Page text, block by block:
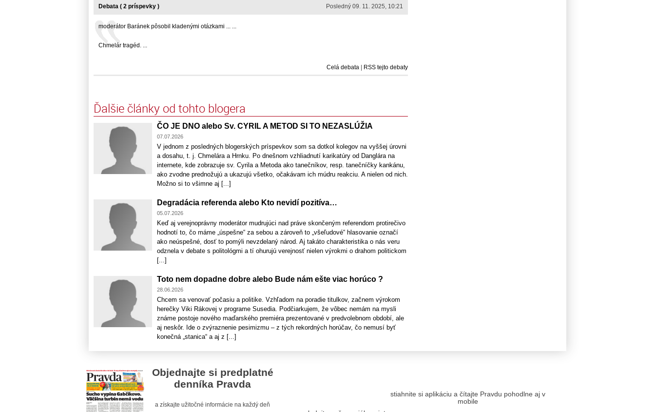
Posledný 09. 11. 2025, 10:21
Debata ( 2 príspevky )
moderátor Baránek pôsobil kladenými otázkami ... ...
Chmelár tragéd. ...
Celá debata RSS tejto debaty
Ďalšie články od tohto blogera
ČO JE DNO alebo Sv. CYRIL A METOD SI TO NEZASLÚŽIA
07.07.2026
V jednom z posledných blogerských príspevkov som sa dotkol kolegov na vyššej úrovni
a dosahu, t. j. Chmelára a Hrnku. Po dnešnom vzhliadnutí karikatúry od Danglára na
internete, kde zobrazuje sv. Cyrila a Metoda ako tanečníkov, resp. tanečníčky kankánu,
ako zvodne prednožujú a ukazujú všetko, očakávam ich múdru reakciu. A nielen od nich.
Možno si to všimne aj [...]
Degradácia referenda alebo Kto nevidí pozitíva…
05.07.2026
Keď aj verejnoprávny moderátor mudrujúci nad práve skončeným referendom protirečivo
hodnotí to, čo máme „úspešne“ za sebou a zároveň to „všeľudové“ hlasovanie označí
ako neúspešné, dosť to pomýli nevzdelaný národ. Aj takáto charakteristika o nás veru
odznela v debate s politológmi a tí ohurujú verejnosť nielen výrokmi o drahom politickom
[...]
Toto nem dopadne dobre alebo Bude nám ešte viac horúco ?
28.06.2026
Chcem sa venovať počasiu a politike. Vzhľadom na poradie titulkov, začnem výrokom
herečky Viki Rákovej v programe Susedia. Podčiarkujem, že vôbec nemám na mysli
známe postoje nového maďarského premiéra prezentované v predvolebnom období, ale
aj neskôr. Ide o zvýraznenie pesimizmu – z tých rekordných horúčav, čo nemusí byť
konečná „stanica“ a aj z [...]
Objednajte si predplatné
denníka Pravda
a získajte užitočné informácie na každý deň
stiahnite si aplikáciu a čítajte Pravdu pohodlne aj v
mobile